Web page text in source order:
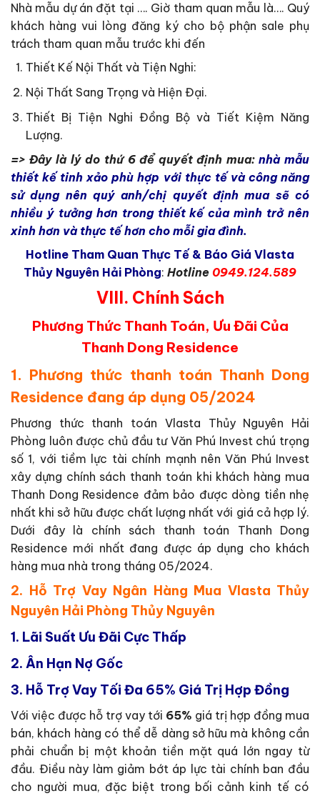
Nhà mẫu dự án đặt tại …. Giờ tham quan mẫu là…. Quý
khách hàng vui lòng đăng ký cho bộ phận sale phụ
trách tham quan mẫu trước khi đến
Thiết Kế Nội Thất và Tiện Nghi:
Nội Thất Sang Trọng và Hiện Đại.
Thiết Bị Tiện Nghi Đồng Bộ và Tiết Kiệm Năng
Lượng.
=> Đây là lý do thứ 6 để quyết định mua:nhà mẫu
thiết kế tinh xảo phù hợp với thực tế và công năng
sử dụng nên quý anh/chị quyết định mua sẽ có
nhiều ý tưởng hơn trong thiết kế của mình trở nên
xinh hơn và thực tế hơn cho mỗi gia đình.
Hotline Tham Quan Thực Tế & Báo Giá Vlasta
Thủy Nguyên Hải Phòng: Hotline 0949.124.589
VIII. Chính Sách
Phương Thức Thanh Toán, Ưu Đãi Của
Thanh Dong Residence
1. Phương thức thanh toán Thanh Dong
Residence đang áp dụng 05/2024
Phương thức thanh toán Vlasta Thủy Nguyên Hải
Phòng luôn được chủ đầu tư Văn Phú Invest chú trọng
số 1, với tiềm lực tài chính mạnh nên Văn Phú Invest
xây dựng chính sách thanh toán khi khách hàng mua
Thanh Dong Residence đảm bảo được dòng tiền nhẹ
nhất khi sở hữu được chất lượng nhất với giá cả hợp lý.
Dưới đây là chính sách thanh toán Thanh Dong
Residence mới nhất đang được áp dụng cho khách
hàng mua nhà trong tháng 05/2024.
2. Hỗ Trợ Vay Ngân Hàng Mua Vlasta Thủy
Nguyên Hải Phòng Thủy Nguyên
1. Lãi Suất Ưu Đãi Cực Thấp
2. Ân Hạn Nợ Gốc
3. Hỗ Trợ Vay Tối Đa 65% Giá Trị Hợp Đồng
Với việc được hỗ trợ vay tới 65% giá trị hợp đồng mua
bán, khách hàng có thể dễ dàng sở hữu mà không cần
phải chuẩn bị một khoản tiền mặt quá lớn ngay từ
đầu. Điều này làm giảm bớt áp lực tài chính ban đầu
cho người mua, đặc biệt trong bối cảnh kinh tế có